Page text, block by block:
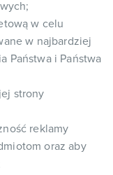
w celu
w najbardziej
Państwa i Państwa
strony
reklamy
oraz aby